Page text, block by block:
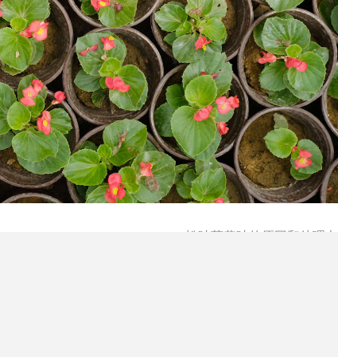
松叶菊黄叶的原因和处理